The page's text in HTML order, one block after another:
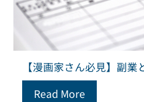
【漫画家さん必見】副業
Read More